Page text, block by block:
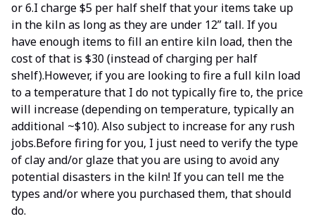
or 6.I charge $5 per half shelf that your items take up
in the kiln as long as they are under 12” tall. If you
have enough items to fill an entire kiln load, then the
cost of that is $30 (instead of charging per half
shelf).However, if you are looking to fire a full kiln load
to a temperature that I do not typically fire to, the price
will increase (depending on temperature, typically an
additional ~$10). Also subject to increase for any rush
jobs.Before firing for you, I just need to verify the type
of clay and/or glaze that you are using to avoid any
potential disasters in the kiln! If you can tell me the
types and/or where you purchased them, that should
do.